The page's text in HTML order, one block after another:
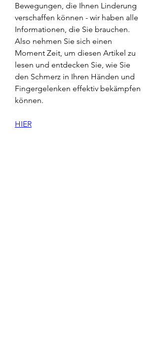
Bewegungen, die Ihnen Linderung
verschaffen können - wir haben alle
Informationen, die Sie brauchen.
Also nehmen Sie sich einen
Moment Zeit, um diesen Artikel zu
lesen und entdecken Sie, wie Sie
den Schmerz in Ihren Händen und
Fingergelenken effektiv bekämpfen
können.
HIER